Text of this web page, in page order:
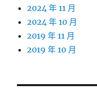
2024 年 11 月
2024 年 10 月
2019 年 11 月
2019 年 10 月